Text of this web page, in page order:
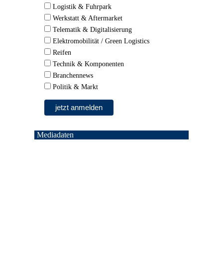
Logistik & Fuhrpark
Werkstatt & Aftermarket
Telematik & Digitalisierung
Elektromobilität / Green Logistics
Reifen
Technik & Komponenten
Branchennews
Politik & Markt
Mediadaten